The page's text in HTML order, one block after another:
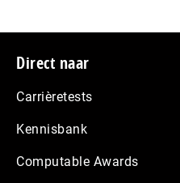
Footer
Direct naar
Carrièretests
Kennisbank
Computable Awards